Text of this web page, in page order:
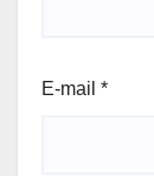
E-mail *